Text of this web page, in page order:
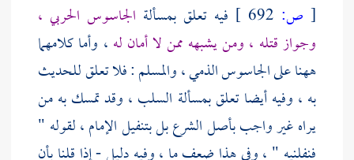
[ ص: فيه تعلق بمسألة الجاسوس الحربي ،
وجواز قتله ، ومن يشبهه ممن لا أمان له ، وأما كلامهما
ههنا على الجاسوس الذمي ، والمسلم : فلا تعلق للحديث
به ، وفيه أيضا تعلق بمسألة السلب ، وقد تمسك به من
يراه غير واجب بأصل الشرع بل بتنفيل الإمام ، لقوله "